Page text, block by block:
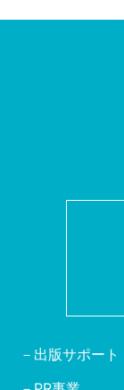
出版サポート